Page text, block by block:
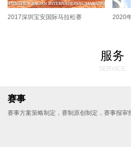
2017深圳宝安国际马拉松赛 2020
服务
SERVICE
赛事
赛事方案策略制定，赛制原创制定，赛事报审